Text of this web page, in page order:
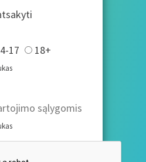
17 18+
sąlygomis